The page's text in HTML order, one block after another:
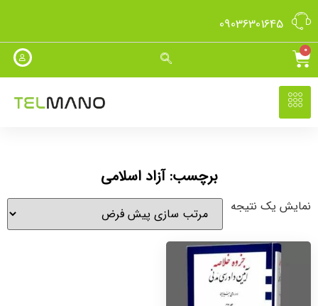
09036301645
0
برچسب: آزاد اسلامی
نمایش یک نتیجه